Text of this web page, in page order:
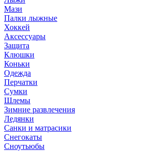
Мази
Палки лыжные
Хоккей
Аксессуары
Защита
Клюшки
Коньки
Одежда
Перчатки
Сумки
Шлемы
Зимние развлечения
Ледянки
Санки и матрасики
Снегокаты
Сноутьюбы